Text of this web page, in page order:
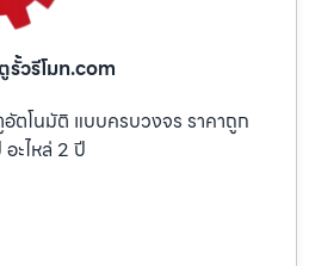
รั้วรีโมท.com
ตโนมัติ แบบครบวงจร ราคาถูก
ะไหล่ 2 ปี